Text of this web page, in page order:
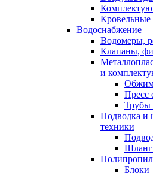
Кровельные
Водоснабжение
Водомеры,
Клапаны,
и
Пресс
Трубы
Подводка и
техники
Блоки